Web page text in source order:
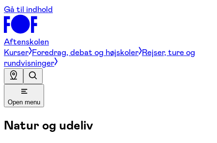
Gå til indhold
Aftenskolen
Kurser Foredrag, debat og højskoler Rejser, ture og
rundvisninger
Open menu
Natur og udeliv